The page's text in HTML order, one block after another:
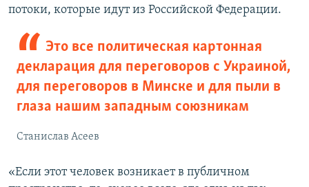
потоки, которые идут из Российской Федерации.
Это все политическая картонная
декларация для переговоров с Украиной,
для переговоров в Минске и для пыли в
глаза нашим западным союзникам
Станислав Асеев
«Если этот человек возникает в публичном